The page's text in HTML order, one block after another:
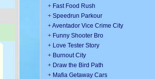
+ Fast Food Rush
+ Speedrun Parkour
+Aventador Vice Crime City
+ Funny Shooter Bro
+ Love Tester Story
+ Burnout City
+ Draw the Bird Path
+ Mafia Getaway Cars